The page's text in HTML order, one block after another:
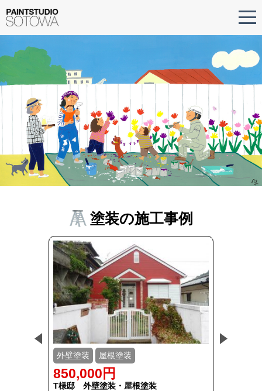
塗装の施工事例
外壁塗装 屋根塗装
850,000円
T様邸 外壁塗装・屋根塗装